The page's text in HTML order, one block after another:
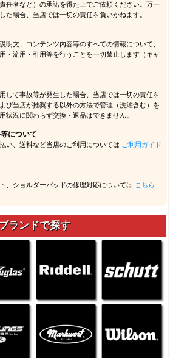
任者など）の承諾を得た上でご依頼ください。万一
た場合、当店では一切の責任を負いかねます。
明文、コンテンツ内容等のすべての情報について、
・流用・引用等を行うことを一切禁止します（キャ
して事故等が発生した場合、当店では一切の責任を
び当店が推奨する以外の方法で管理（洗濯含む）を
状況に関わらず交換・返品はできません。
について
い、送料など当店のご利用については ご利用ガイド
、ショルダーパッドの修理対応については こちら
ランドで探す